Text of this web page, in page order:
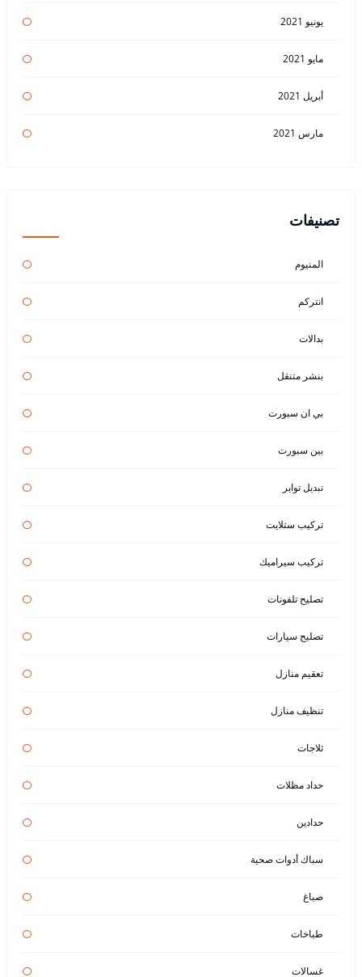
يونيو 2021
مايو 2021
أبريل 2021
مارس 2021
تصنيفات
المنيوم
انتركم
بدالات
بنشر متنقل
بي ان سبورت
بين سبورت
تبديل تواير
تركيب ستلايت
تركيب سيراميك
تصليح تلفونات
تصليح سيارات
تعقيم منازل
تنظيف منازل
ثلاجات
حداد مظلات
حدادين
سباك أدوات صحية
صباغ
طباخات
غسالات